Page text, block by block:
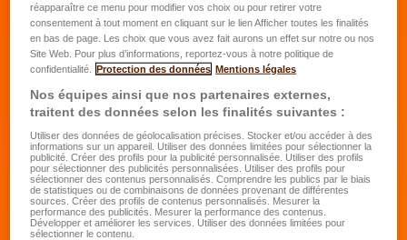
Prénom*
Nom*
Date de naissance*
JJ.MM.AAAA
Rue/N°*
réapparaître ce menu pour modifier vos choix ou pour retirer votre
consentement à tout moment en cliquant sur le lien Afficher toutes les finalités
en bas de page. Les choix que vous avez fait aurons un effet sur notre ou nos
Site Web. Pour plus d’informations, reportez-vous à notre politique de
confidentialité.
Protection des données Mentions légales
Nos équipes ainsi que nos partenaires externes,
traitent des données selon les finalités suivantes :
Utiliser des données de géolocalisation précises. Stocker et/ou accéder à des
informations sur un appareil. Utiliser des données limitées pour sélectionner la
publicité. Créer des profils pour la publicité personnalisée. Utiliser des profils
pour sélectionner des publicités personnalisées. Utiliser des profils pour
sélectionner des contenus personnalisés. Comprendre les publics par le biais
de statistiques ou de combinaisons de données provenant de différentes
sources. Créer des profils de contenus personnalisés. Mesurer la
performance des publicités. Mesurer la performance des contenus.
Développer et améliorer les services. Utiliser des données limitées pour
sélectionner le contenu.